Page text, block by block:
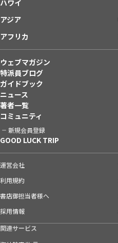
ハワイ
アジア
アフリカ
ウェブマガジン
特派員ブログ
ガイドブック
ニュース
著者一覧
コミュニティ
新規会員登録
GOOD LUCK TRIP
運営会社
利用規約
書店御担当者様へ
採用情報
関連サービス